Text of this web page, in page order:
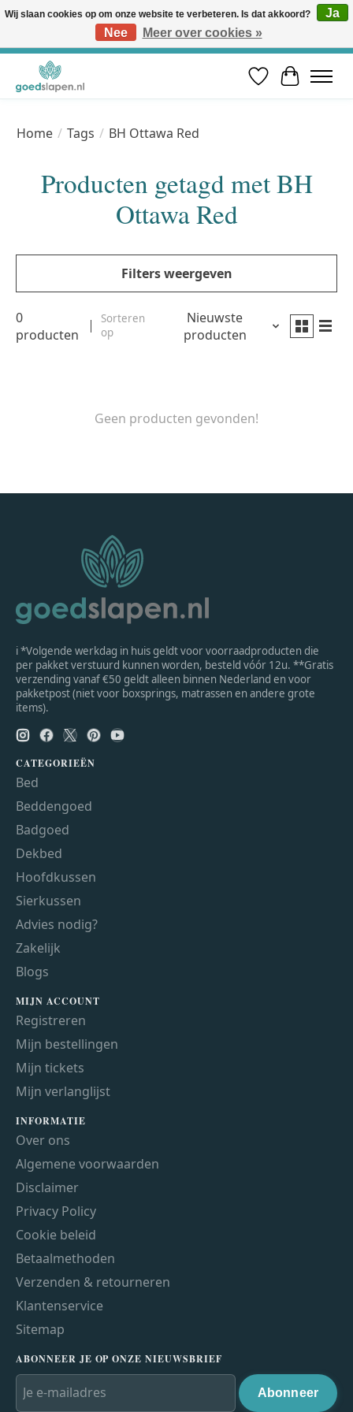
Vóór 12u besteld, volgende werkdag in huis* | Gratis verzending vanaf €50 | Professioneel slaapadvies
Verlanglijst
Home / Tags / BH Ottawa Red
Producten getagd met BH
Ottawa Red
Filters weergeven
0
producten
Sorteren
op
Nieuwste
producten
Geen producten gevonden!
ℹ *Volgende werkdag in huis geldt voor voorraadproducten die
per pakket verstuurd kunnen worden, besteld vóór 12u. **Gratis
verzending vanaf €50 geldt alleen binnen Nederland en voor
pakketpost (niet voor boxsprings, matrassen en andere grote
items).
CATEGORIEËN
Bed
Beddengoed
Badgoed
Dekbed
Hoofdkussen
Sierkussen
Advies nodig?
Zakelijk
Blogs
MIJN ACCOUNT
Registreren
Mijn bestellingen
Mijn tickets
Mijn verlanglijst
INFORMATIE
Over ons
Algemene voorwaarden
Disclaimer
Privacy Policy
Cookie beleid
Betaalmethoden
Verzenden & retourneren
Klantenservice
Sitemap
ABONNEER JE OP ONZE NIEUWSBRIEF
Abonneer
Wij slaan cookies op om onze website te verbeteren. Is dat akkoord?
Ja
Nee
Meer over cookies »